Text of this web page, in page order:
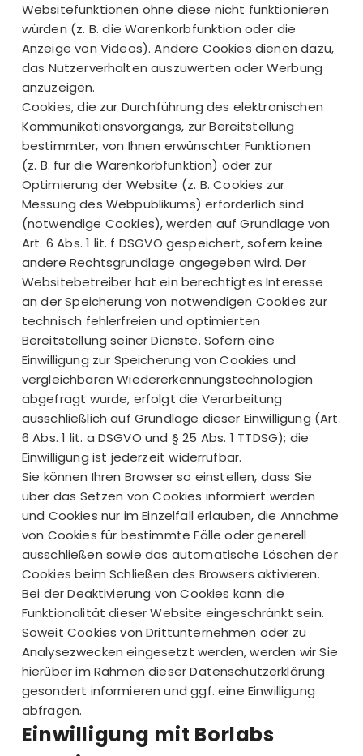
Websitefunktionen ohne diese nicht funktionieren
würden (z. B. die Warenkorbfunktion oder die
Anzeige von Videos). Andere Cookies dienen dazu,
das Nutzerverhalten auszuwerten oder Werbung
anzuzeigen.
Cookies, die zur Durchführung des elektronischen
Kommunikationsvorgangs, zur Bereitstellung
bestimmter, von Ihnen erwünschter Funktionen
(z. B. für die Warenkorbfunktion) oder zur
Optimierung der Website (z. B. Cookies zur
Messung des Webpublikums) erforderlich sind
(notwendige Cookies), werden auf Grundlage von
Art. 6 Abs. 1 lit. f DSGVO gespeichert, sofern keine
andere Rechtsgrundlage angegeben wird. Der
Websitebetreiber hat ein berechtigtes Interesse
an der Speicherung von notwendigen Cookies zur
technisch fehlerfreien und optimierten
Bereitstellung seiner Dienste. Sofern eine
Einwilligung zur Speicherung von Cookies und
vergleichbaren Wiedererkennungstechnologien
abgefragt wurde, erfolgt die Verarbeitung
ausschließlich auf Grundlage dieser Einwilligung (Art.
6 Abs. 1 lit. a DSGVO und § 25 Abs. 1 TTDSG); die
Einwilligung ist jederzeit widerrufbar.
Sie können Ihren Browser so einstellen, dass Sie
über das Setzen von Cookies informiert werden
und Cookies nur im Einzelfall erlauben, die Annahme
von Cookies für bestimmte Fälle oder generell
ausschließen sowie das automatische Löschen der
Cookies beim Schließen des Browsers aktivieren.
Bei der Deaktivierung von Cookies kann die
Funktionalität dieser Website eingeschränkt sein.
Soweit Cookies von Drittunternehmen oder zu
Analysezwecken eingesetzt werden, werden wir Sie
hierüber im Rahmen dieser Datenschutzerklärung
gesondert informieren und ggf. eine Einwilligung
abfragen.
Einwilligung mit Borlabs